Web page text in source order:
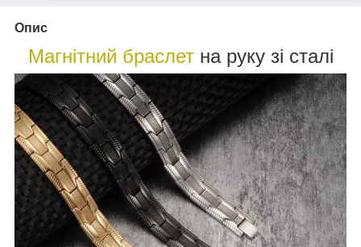
Опис
Магнітний браслетна руку зі сталі